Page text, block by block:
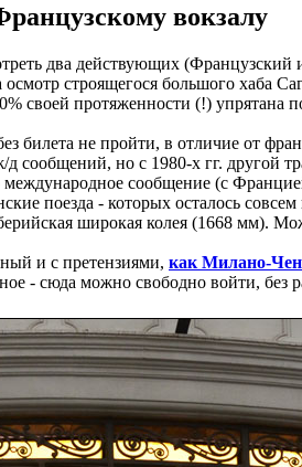
вокзалу
два действующих
строящегося большого хаба
своей протяженности (!) упрятана
билета не пройти, в отличие от
сообщений, но с 1980-х гг. другой
международное сообщение (с
поезда - которых осталось
широкая колея (1668 мм).
и с претензиями, как Милано-
- сюда можно свободно войти, без